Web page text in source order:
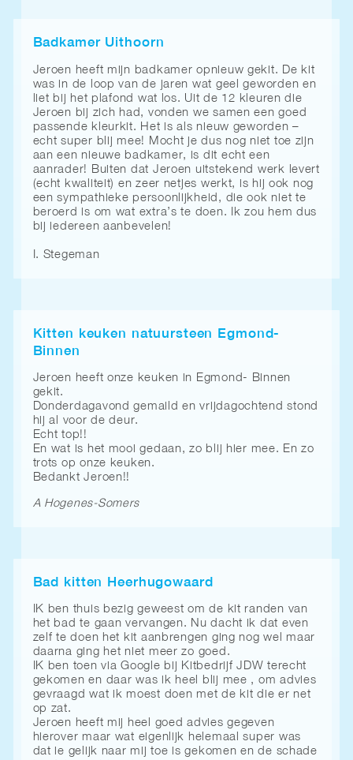
Badkamer Uithoorn
Jeroen heeft mijn badkamer opnieuw gekit. De kit
was in de loop van de jaren wat geel geworden en
liet bij het plafond wat los. Uit de 12 kleuren die
Jeroen bij zich had, vonden we samen een goed
passende kleurkit. Het is als nieuw geworden –
echt super blij mee! Mocht je dus nog niet toe zijn
aan een nieuwe badkamer, is dit echt een
aanrader! Buiten dat Jeroen uitstekend werk levert
(echt kwaliteit) en zeer netjes werkt, is hij ook nog
een sympathieke persoonlijkheid, die ook niet te
beroerd is om wat extra’s te doen. Ik zou hem dus
bij iedereen aanbevelen!
I. Stegeman
Kitten keuken natuursteen Egmond-
Binnen
Jeroen heeft onze keuken in Egmond- Binnen
gekit.
Donderdagavond gemaild en vrijdagochtend stond
hij al voor de deur.
Echt top!!
En wat is het mooi gedaan, zo blij hier mee. En zo
trots op onze keuken.
Bedankt Jeroen!!
A Hogenes-Somers
Bad kitten Heerhugowaard
IK ben thuis bezig geweest om de kit randen van
het bad te gaan vervangen. Nu dacht ik dat even
zelf te doen het kit aanbrengen ging nog wel maar
daarna ging het niet meer zo goed.
IK ben toen via Google bij Kitbedrijf JDW terecht
gekomen en daar was ik heel blij mee , om advies
gevraagd wat ik moest doen met de kit die er net
op zat.
Jeroen heeft mij heel goed advies gegeven
hierover maar wat eigenlijk helemaal super was
dat ie gelijk naar mij toe is gekomen en de schade